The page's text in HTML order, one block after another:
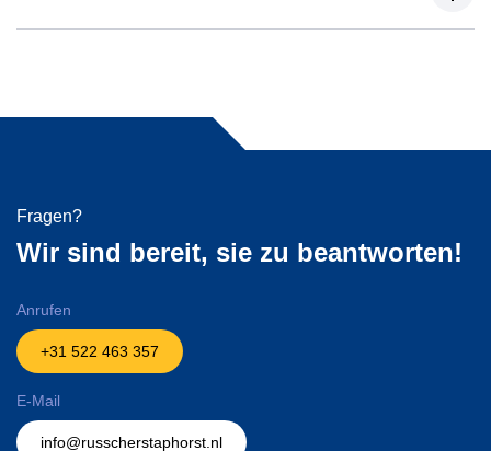
Fragen?
Wir sind bereit, sie zu beantworten!
Anrufen
+31 522 463 357
E-Mail
info@russcherstaphorst.nl